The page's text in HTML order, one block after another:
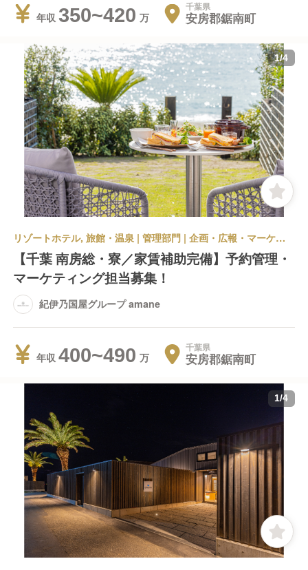
年収 350~420 千葉県
安房郡鋸南町
1/4
リゾートホテル, 旅館・温泉 | 管理部門 | 企画・広報・マーケティング | 紀伊乃国屋グループ amane
【千葉 南房総・寮／家賃補助完備】予約管理・
マーケティング担当募集！
紀伊乃国屋グループ amane
年収 400~490 千葉県
安房郡鋸南町
1/4